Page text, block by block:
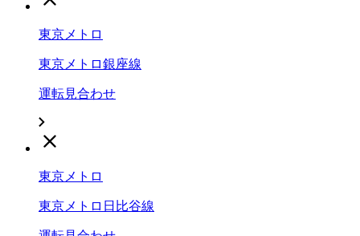
東京メトロ
東京メトロ銀座線
運転見合わせ
東京メトロ
東京メトロ日比谷線